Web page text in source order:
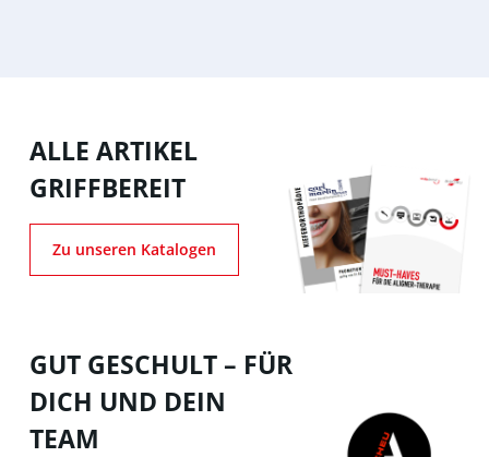
ALLE ARTIKEL
GRIFFBEREIT
Zu unseren Katalogen
GUT GESCHULT – FÜR
DICH UND DEIN
TEAM